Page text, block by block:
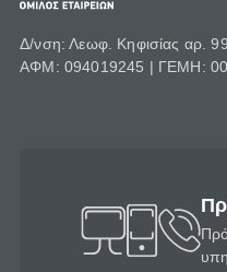
Δ/νση: Λεωφ. Κηφισίας αρ.
ΑΦΜ: 094019245 | ΓΕΜΗ: